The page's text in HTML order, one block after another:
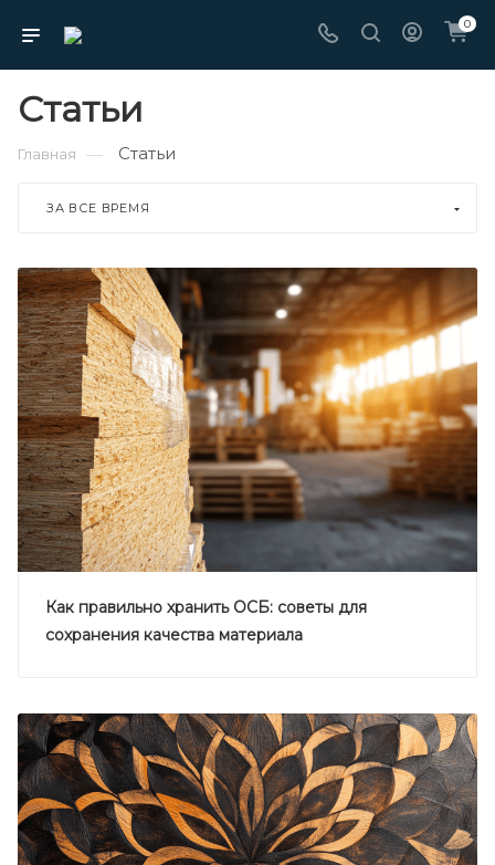
0
Статьи
Главная — Статьи
ЗА ВСЕ ВРЕМЯ
Как правильно хранить ОСБ: советы для
сохранения качества материала